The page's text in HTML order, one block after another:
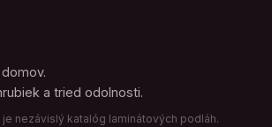
a tried odolnosti.
nezávislý katalóg laminátových podláh.